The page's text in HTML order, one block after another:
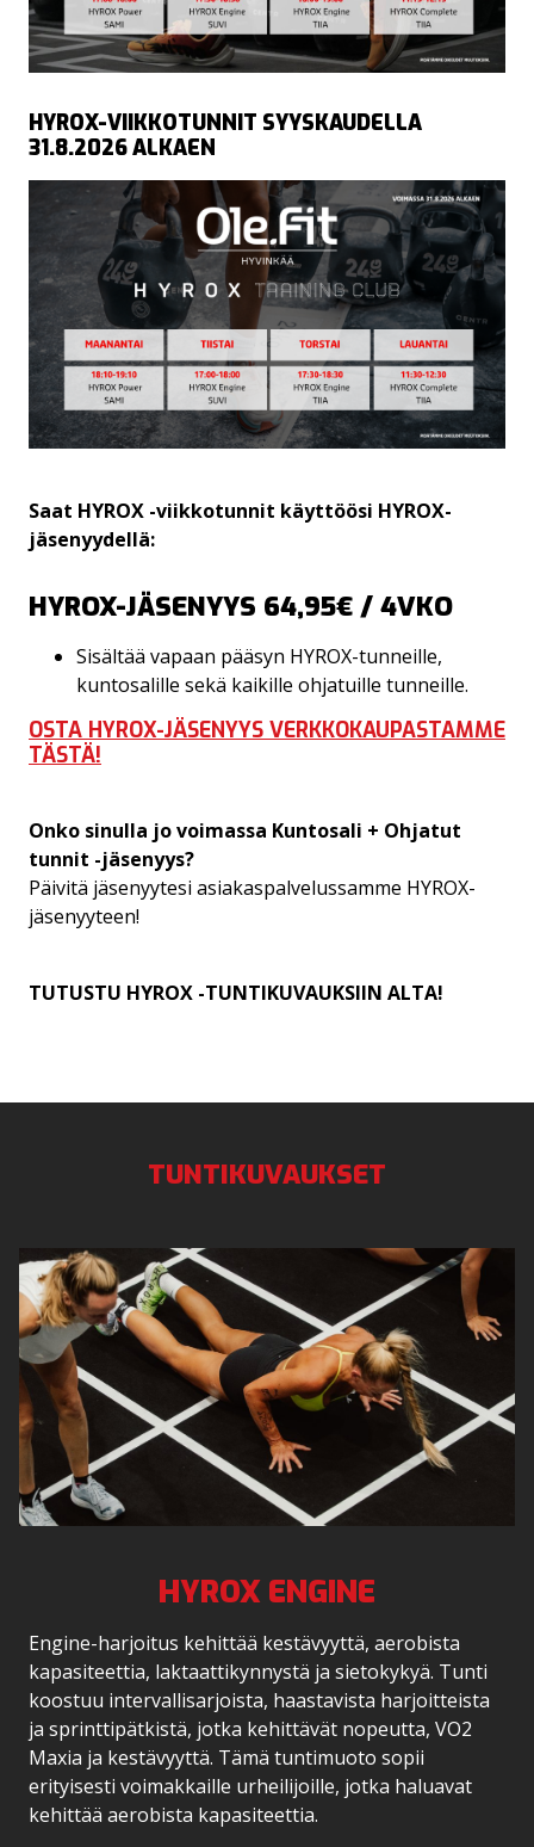
HYROX-VIIKKOTUNNIT SYYSKAUDELLA
31.8.2026 ALKAEN
Saat HYROX -viikkotunnit käyttöösi HYROX-
jäsenyydellä:
HYROX-JÄSENYYS 64,95€ / 4VKO
Sisältää vapaan pääsyn HYROX-tunneille,
kuntosalille sekä kaikille ohjatuille tunneille.
OSTA HYROX-JÄSENYYS VERKKOKAUPASTAMME
TÄSTÄ!
Onko sinulla jo voimassa Kuntosali + Ohjatut
tunnit -jäsenyys?
Päivitä jäsenyytesi asiakaspalvelussamme HYROX-
jäsenyyteen!
TUTUSTU HYROX -TUNTIKUVAUKSIIN ALTA!
TUNTIKUVAUKSET
HYROX ENGINE
Engine-harjoitus kehittää kestävyyttä, aerobista
kapasiteettia, laktaattikynnystä ja sietokykyä. Tunti
koostuu intervallisarjoista, haastavista harjoitteista
ja sprinttipätkistä, jotka kehittävät nopeutta, VO2
Maxia ja kestävyyttä. Tämä tuntimuoto sopii
erityisesti voimakkaille urheilijoille, jotka haluavat
kehittää aerobista kapasiteettia.